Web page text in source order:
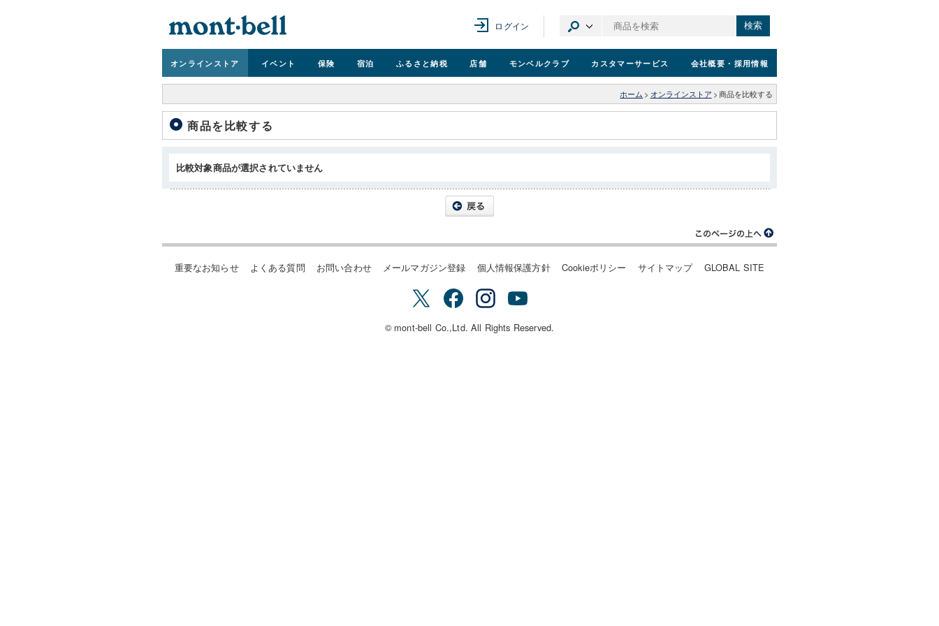
ログイン 検索
オンラインストア イベント 保険 宿泊 ふるさと納税 店舗 モンベルクラブ カスタマーサービス 会社概要 ・採用情報
ホーム > オンラインストア > 商品を比較する
商品を比較する
比較対象商品が選択されていません
重要なお知らせ よくある質問 お問い合わせ メールマガジン登録 個人情報保護方針 Cookieポリシー サイトマップ GLOBAL SITE
© mont-bell Co.,Ltd. All Rights Reserved.